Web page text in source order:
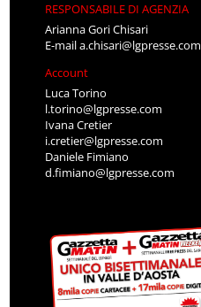
RESPONSABILE DI AGENZIA
Arianna Gori Chisari
E-maila.chisari@lgpresse.com
Account
Luca Torino
l.torino@lgpresse.com
Ivana Cretier
i.cretier@lgpresse.com
Daniele Fimiano
d.fimiano@lgpresse.com